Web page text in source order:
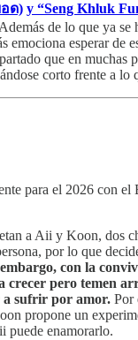
อด) y “Seng Khluk
Además de lo que ya se
emociona esperar de
que en muchas
corto frente a lo
para el 2026 con el
a Aii y Koon, dos
por lo que
con la
crecer pero temen
a sufrir por amor. Por
propone un
puede enamorarlo.